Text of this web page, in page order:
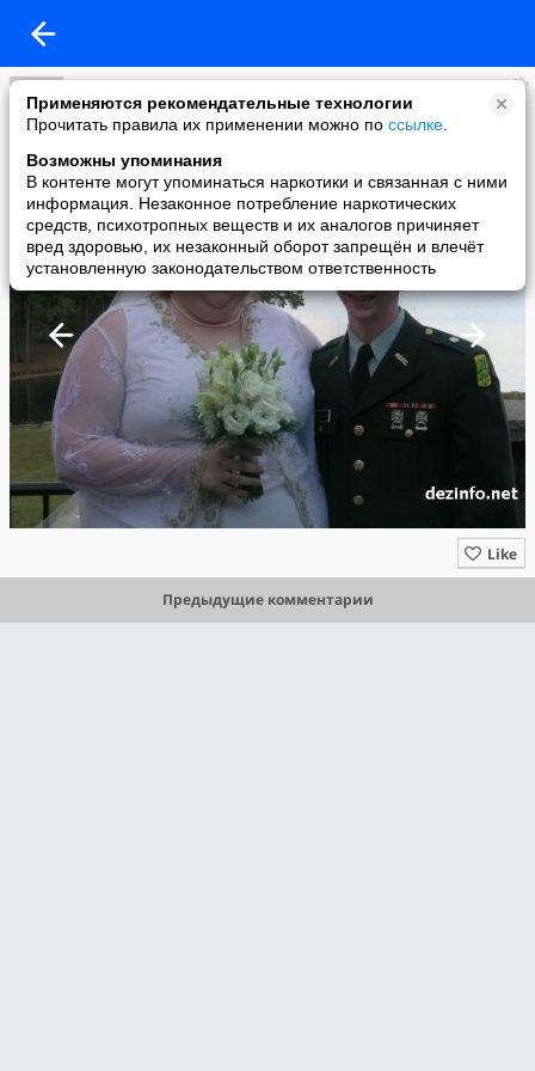
Применяются рекомендательные технологии
Прочитать правила их применении можно по ссылке
Возможны упоминания
В контенте могут упоминаться наркотики и связанная с ними
информация. Незаконное потребление наркотических
средств, психотропных веществ и их аналогов причиняет
вред здоровью, их незаконный оборот запрещён и влечёт
установленную законодательством ответственность
Гаязовы
added a photo
19 Jul в 21:57
Like
Предыдущие комментарии